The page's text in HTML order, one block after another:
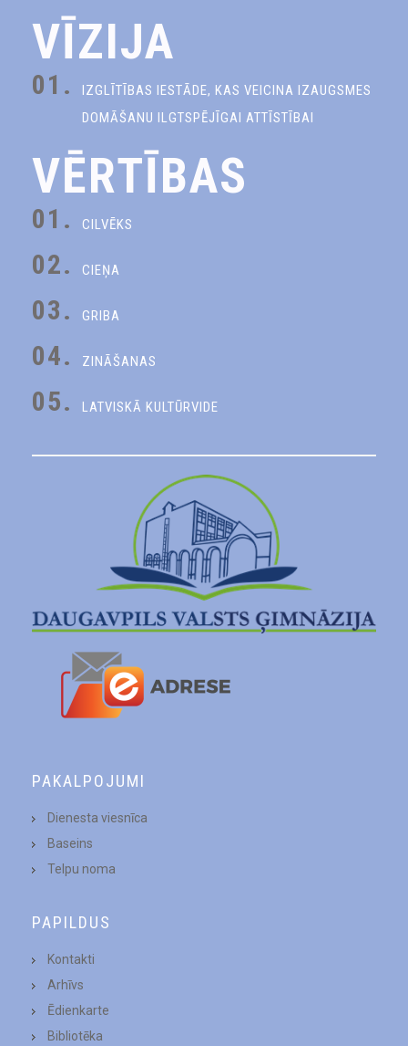
VĪZIJA
01.
IZGLĪTĪBAS IESTĀDE, KAS VEICINA IZAUGSMES
DOMĀŠANU ILGTSPĒJĪGAI ATTĪSTĪBAI
VĒRTĪBAS
01. CILVĒKS
02. CIEŅA
03. GRIBA
04. ZINĀŠANAS
05. LATVISKĀ KULTŪRVIDE
PAKALPOJUMI
Dienesta viesnīca
Baseins
Telpu noma
PAPILDUS
Kontakti
Arhīvs
Ēdienkarte
Bibliotēka